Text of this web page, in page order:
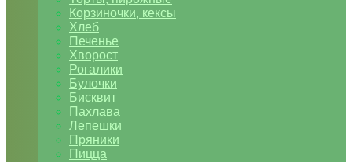
Корзиночки, кексы
Хлеб
Печенье
Хворост
Рогалики
Булочки
Бисквит
Пахлава
Лепешки
Пряники
Пицца